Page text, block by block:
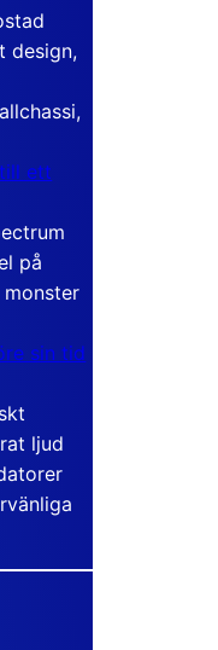
design,
ett
på
sin tid
ljud